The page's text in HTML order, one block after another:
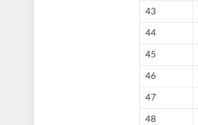
43
44
45
46
47
48